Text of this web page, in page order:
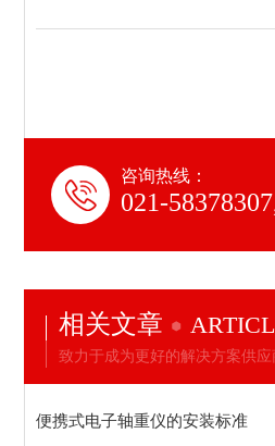
咨询热线：
021-
相关文章
致力于成为更好的解决方案供应
便携式电子轴重仪的安装标准